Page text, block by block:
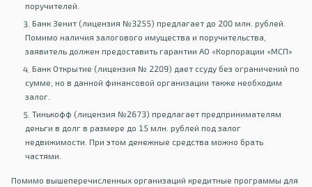
поручителей.
Банк Зенит (лицензия №3255) предлагает до 200 млн. рублей.
Помимо наличия залогового имущества и поручительства,
заявитель должен предоставить гарантии АО «Корпорации «МСП»
Банк Открытие (лицензия № 2209) дает ссуду без ограничений по
сумме, но в данной финансовой организации также необходим
залог.
Тинькофф (лицензия №2673) предлагает предпринимателям
деньги в долг в размере до 15 млн. рублей под залог
недвижимости. При этом денежные средства можно брать
частями.
Помимо вышеперечисленных организаций кредитные программы для